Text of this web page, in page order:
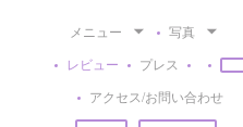
メニュー 写真
レビュー プレス
((新し((
アクセス/お問い合わせ